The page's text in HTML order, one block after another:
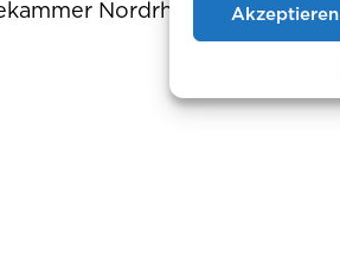
Akzeptieren
Nordrhein beantragt.